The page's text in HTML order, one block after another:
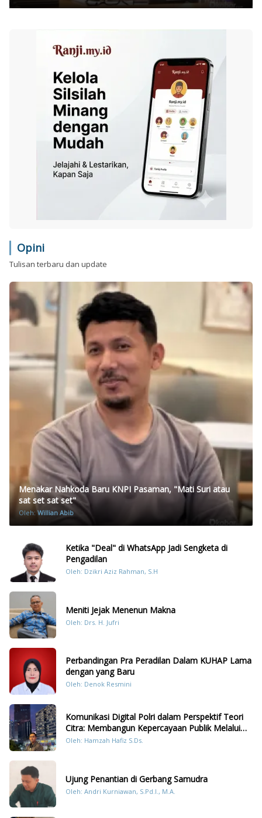
Opini
Tulisan terbaru dan update
Menakar Nahkoda Baru KNPI Pasaman, "Mati Suri atau
sat set sat set"
Oleh:Willian Abib
Ketika "Deal" di WhatsApp Jadi Sengketa di
Pengadilan
Oleh: Dzikri Aziz Rahman, S.H
Meniti Jejak Menenun Makna
Oleh: Drs. H. Jufri
Perbandingan Pra Peradilan Dalam KUHAP Lama
dengan yang Baru
Oleh: Denok Resmini
Komunikasi Digital Polri dalam Perspektif Teori
Citra: Membangun Kepercayaan Publik Melalui
Konten Humanis Kesiapsiagaan Bencana di
Oleh: Hamzah Hafiz S.Ds.
Ujung Penantian di Gerbang Samudra
Oleh: Andri Kurniawan, S.Pd.I., M.A.